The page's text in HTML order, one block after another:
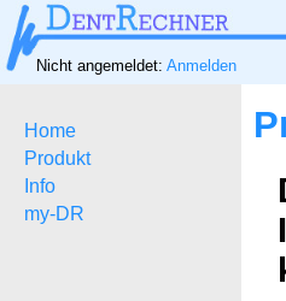
Nicht angemeldet: Anmelden
Home
Produkt
Info
my-DR